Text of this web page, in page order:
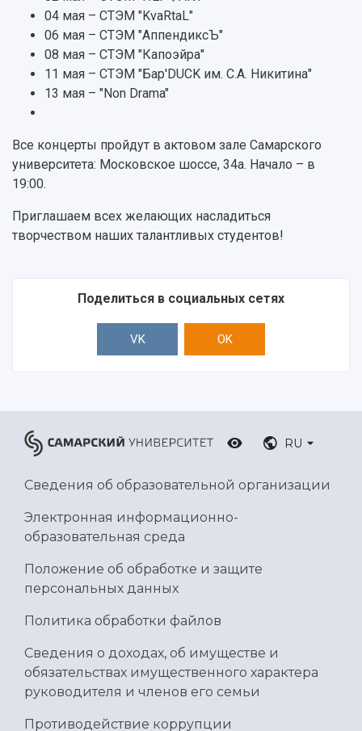
Институты и факультеты
Кафедры
Научные подразделения
Отделы и службы
Общественные организации
Аграрный карбоновый полигон
Архив
Фирменный стиль
Устойчивое развитие
Учебный аэродром
Центр истории авиационных двигателей
Сведения об образовательной организации
Тестирование иностранных граждан на
знание русского языка, истории России и
основ законодательства РФ
Платные образовательные услуги
Скидки на обучение
Подготовительные курсы
Библиотека
Видеолекции
Противодействие COVID-19
исследовательской деятельностью
Материальная база
Подразделения научного обслуживания
Организационные документы
Результаты научно-исследовательской
деятельности
Научно-технические разработки
Конкурсы научных проектов и грантов
Областной конкурс "Молодой учёный"
деятельности
Журналы Самарского университета
Публикации и издания
Отчеты о проведенных конференциях
04 мая – СТЭМ "KvaRtaL"
06 мая – СТЭМ "АппендиксЪ"
08 мая – СТЭМ "Капоэйра"
11 мая – СТЭМ "Бар'DUCK им. С.А. Никитина"
13 мая – "Non Drama"
Все концерты пройдут в актовом зале Самарского
университета: Московское шоссе, 34а. Начало – в
19:00.
Приглашаем всех желающих насладиться
творчеством наших талантливых студентов!
Поделиться в социальных сетях
VK OK
RU
Сведения об образовательной организации
Электронная информационно-
образовательная среда
Положение об обработке и защите
персональных данных
Политика обработки файлов
Сведения о доходах, об имуществе и
обязательствах имущественного характера
руководителя и членов его семьи
Противодействие коррупции